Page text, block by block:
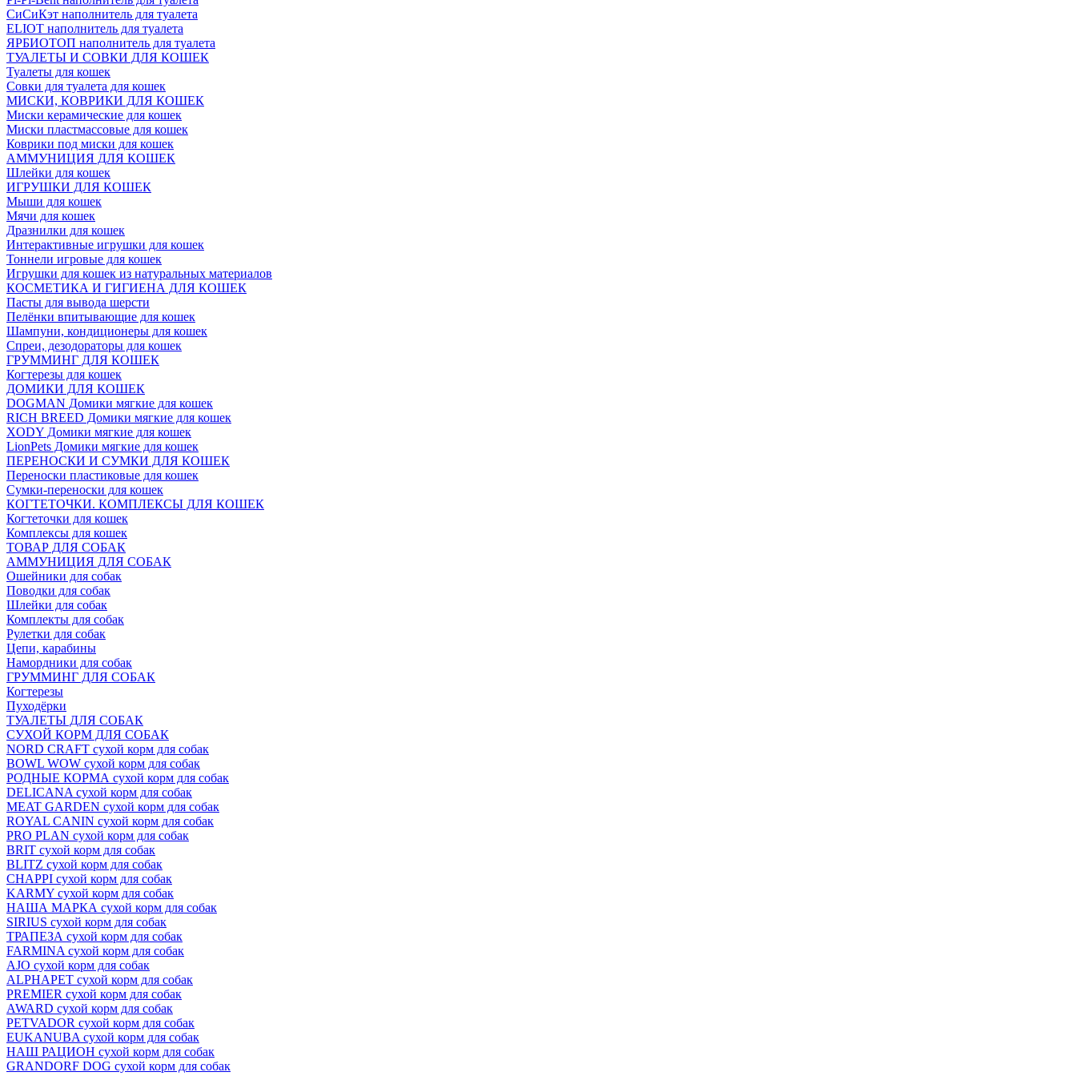
СиСиКэт наполнитель для туалета
ELIOT наполнитель для туалета
ЯРБИОТОП наполнитель для туалета
ТУАЛЕТЫ И СОВКИ ДЛЯ КОШЕК
Туалеты для кошек
Совки для туалета для кошек
МИСКИ, КОВРИКИ ДЛЯ КОШЕК
Миски керамические для кошек
Миски пластмассовые для кошек
Коврики под миски для кошек
АММУНИЦИЯ ДЛЯ КОШЕК
Шлейки для кошек
ИГРУШКИ ДЛЯ КОШЕК
Мыши для кошек
Мячи для кошек
Дразнилки для кошек
Интерактивные игрушки для кошек
Тоннели игровые для кошек
Игрушки для кошек из натуральных материалов
КОСМЕТИКА И ГИГИЕНА ДЛЯ КОШЕК
Пасты для вывода шерсти
Пелёнки впитывающие для кошек
Шампуни, кондиционеры для кошек
Спреи, дезодораторы для кошек
ГРУММИНГ ДЛЯ КОШЕК
Когтерезы для кошек
ДОМИКИ ДЛЯ КОШЕК
DOGMAN Домики мягкие для кошек
RICH BREED Домики мягкие для кошек
XODY Домики мягкие для кошек
LionPets Домики мягкие для кошек
ПЕРЕНОСКИ И СУМКИ ДЛЯ КОШЕК
Переноски пластиковые для кошек
Сумки-переноски для кошек
КОГТЕТОЧКИ. КОМПЛЕКСЫ ДЛЯ КОШЕК
Когтеточки для кошек
Комплексы для кошек
ТОВАР ДЛЯ СОБАК
АММУНИЦИЯ ДЛЯ СОБАК
Ошейники для собак
Поводки для собак
Шлейки для собак
Комплекты для собак
Рулетки для собак
Цепи, карабины
Намордники для собак
ГРУММИНГ ДЛЯ СОБАК
Когтерезы
Пуходёрки
ТУАЛЕТЫ ДЛЯ СОБАК
СУХОЙ КОРМ ДЛЯ СОБАК
NORD CRAFT сухой корм для собак
BOWL WOW сухой корм для собак
РОДНЫЕ КОРМА сухой корм для собак
DELICANA сухой корм для собак
MEAT GARDEN сухой корм для собак
ROYAL CANIN сухой корм для собак
PRO PLAN сухой корм для собак
BRIT сухой корм для собак
BLITZ сухой корм для собак
CHAPPI сухой корм для собак
KARMY сухой корм для собак
НАША МАРКА сухой корм для собак
SIRIUS сухой корм для собак
ТРАПЕЗА сухой корм для собак
FARMINA сухой корм для собак
AJO сухой корм для собак
ALPHAPET сухой корм для собак
PREMIER сухой корм для собак
AWARD сухой корм для собак
PETVADOR сухой корм для собак
EUKANUBA сухой корм для собак
НАШ РАЦИОН сухой корм для собак
GRANDORF DOG сухой корм для собак